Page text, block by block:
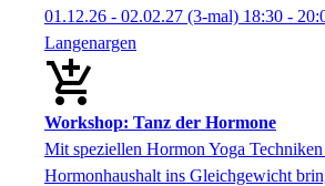
01.12.26 - 02.02.27 (3-mal) 18:30 -
Langenargen
Workshop: Tanz der Hormone
Mit speziellen Hormon Yoga Techniken
Hormonhaushalt ins Gleichgewicht